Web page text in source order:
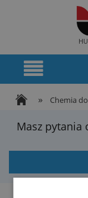
» Chemia
Masz